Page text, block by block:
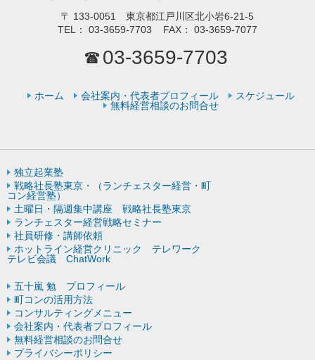
〒 133-0051 東京都江戸川区北小岩6-21-5
TEL：
03-3659-7703 FAX： 03-3659-7077
03-3659-7703
ホーム 会社案内・代表者プロフィール
スケジュール
無料経営相談のお問合せ
独立起業塾
戦略社長塾東京・（ランチェスター経営・町
コン経営塾）
土曜日・隔週集中講座 戦略社長塾東京
ランチェスター経営戦略セミナー
社員研修・講師依頼
ホットライン経営クリニック テレワーク
テレビ会議 ChatWork
五十嵐 勉 プロフィール
町コンの活用方法
コンサルティングメニュー
会社案内・代表者プロフィール
無料経営相談のお問合せ
プライバシーポリシー